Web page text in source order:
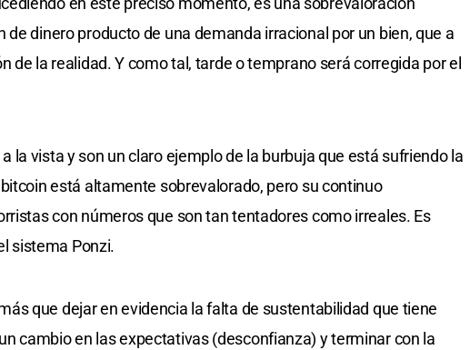
de dinero producto de una demanda irracional por un bien, que a
de la realidad. Y como tal, tarde o temprano será corregida por el
la vista y son un claro ejemplo de la burbuja que está sufriendo la
está altamente sobrevalorado, pero su continuo
con números que son tan tentadores como irreales. Es
sistema Ponzi.
que dejar en evidencia la falta de sustentabilidad que tiene
cambio en las expectativas (desconfianza) y terminar con la